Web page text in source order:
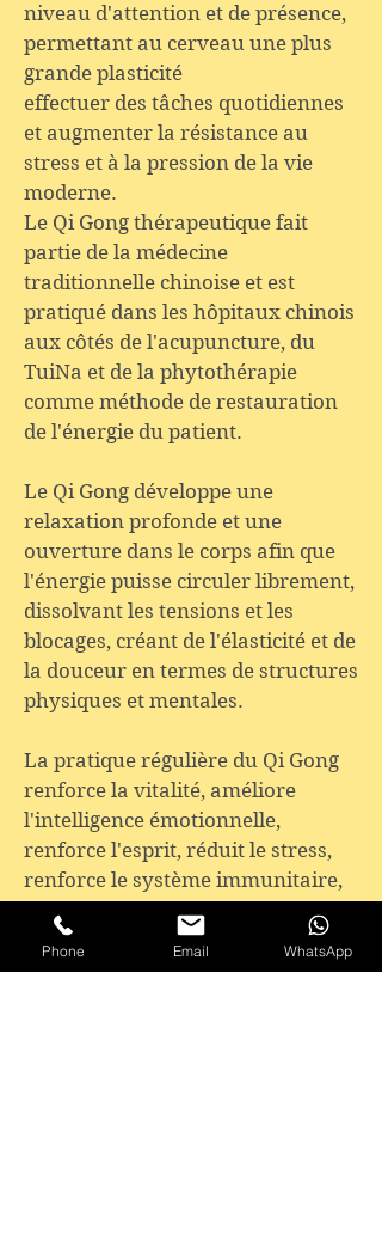
niveau d'attention et de présence,
permettant au cerveau une plus
grande plasticité
effectuer des tâches quotidiennes
et augmenter la résistance au
stress et à la pression de la vie
moderne.
Le Qi Gong thérapeutique fait
partie de la médecine
traditionnelle chinoise et est
pratiqué dans les hôpitaux chinois
aux côtés de l'acupuncture, du
TuiNa et de la phytothérapie
comme méthode de restauration
de l'énergie du patient.
Le Qi Gong développe une
relaxation profonde et une
ouverture dans le corps afin que
l'énergie puisse circuler librement,
dissolvant les tensions et les
blocages, créant de l'élasticité et de
la douceur en termes de structures
physiques et mentales.
La pratique régulière du Qi Gong
renforce la vitalité, améliore
l'intelligence émotionnelle,
renforce l'esprit, réduit le stress,
renforce le système immunitaire,
a un effet de prévention des
maladies, développe la sensibilité,
augmente le pouvoir de guérison
Phone Email WhatsApp